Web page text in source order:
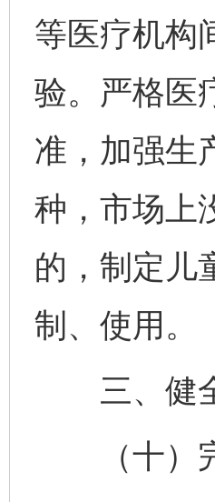
等医疗机构
验。严格医
准，加强生
种，市场上
的，制定儿
制、使用。
三、健全
（十）完